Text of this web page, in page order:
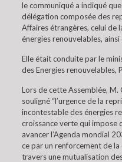
le communiqué a indiqué
délégation composée des
Affaires étrangères, celui de
énergies renouvelables, ainsi
Elle était conduite par le
des Energies renouvelables,
Lors de cette Assemblée, M.
souligné “l’urgence de la
incontestable des énergies
croissance verte qui impose
avancer l’Agenda mondial
ce par un renforcement de
travers une mutualisation